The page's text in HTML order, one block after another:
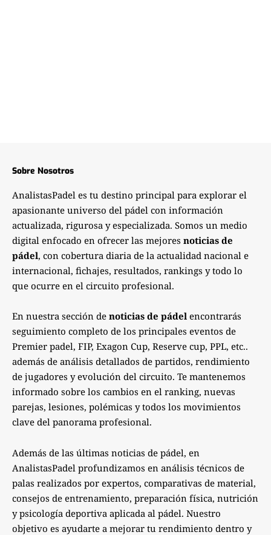
Sobre Nosotros
AnalistasPadel es tu destino principal para explorar el
apasionante universo del pádel con información
actualizada, rigurosa y especializada. Somos un medio
digital enfocado en ofrecer las mejores noticias de
pádel, con cobertura diaria de la actualidad nacional e
internacional, fichajes, resultados, rankings y todo lo
que ocurre en el circuito profesional.
En nuestra sección de noticias de pádel encontrarás
seguimiento completo de los principales eventos de
Premier padel, FIP, Exagon Cup, Reserve cup, PPL, etc..
además de análisis detallados de partidos, rendimiento
de jugadores y evolución del circuito. Te mantenemos
informado sobre los cambios en el ranking, nuevas
parejas, lesiones, polémicas y todos los movimientos
clave del panorama profesional.
Además de las últimas noticias de pádel, en
AnalistasPadel profundizamos en análisis técnicos de
palas realizados por expertos, comparativas de material,
consejos de entrenamiento, preparación física, nutrición
y psicología deportiva aplicada al pádel. Nuestro
objetivo es ayudarte a mejorar tu rendimiento dentro y